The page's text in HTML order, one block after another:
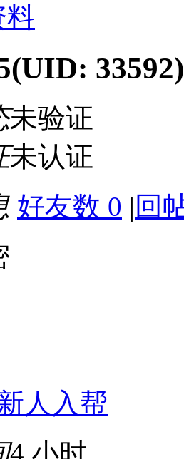
料
(UID: 33592)
未验证
未认证
好友数 0 | 回
人入帮